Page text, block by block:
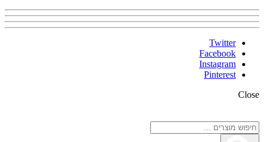
Twitter
Facebook
Instagram
Pinterest
Close
Search
...